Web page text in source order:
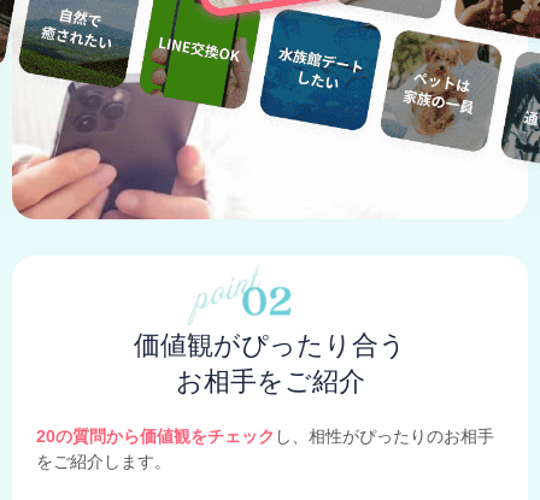
価値観がぴったり合う
お相手をご紹介
20の質問から価値観をチェック し、相性がぴったりのお相手
をご紹介します。